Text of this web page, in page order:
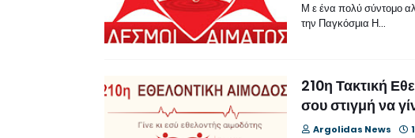
Μ ε ένα πολύ σύντομο
την Παγκόσμια Η…
210η Τακτική
σου στιγμή να
Argolidas News